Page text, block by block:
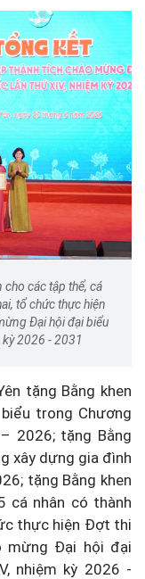
các tập thể, cá
tổ chức thực hiện
Đại hội đại biểu
2026 - 2031
tặng Bằng khen
trong Chương
2026; tặng Bằng
xây dựng gia đình
tặng Bằng khen
cá nhân có thành
thực hiện Đợt thi
mừng Đại hội đại
nhiệm kỳ 2026 -